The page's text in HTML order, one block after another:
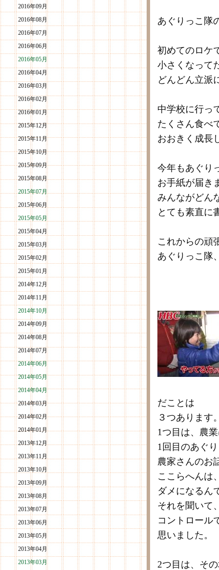
2016年09月
2016年08月
2016年07月
2016年06月
2016年05月
2016年04月
2016年03月
2016年02月
2016年01月
2015年12月
2015年11月
2015年10月
2015年09月
2015年08月
2015年07月
2015年06月
2015年05月
2015年04月
2015年03月
2015年02月
2015年01月
2014年12月
2014年11月
2014年10月
2014年09月
2014年08月
2014年07月
2014年06月
2014年05月
2014年04月
2014年03月
2014年02月
2014年01月
2013年12月
2013年11月
2013年10月
2013年09月
2013年08月
2013年07月
2013年06月
2013年05月
2013年04月
2013年03月
あぐりっこ隊
初めてのロケ
小さくなって
どんどん立派
中学校に行っ
たくさん食べ
おおきく成長
今年もあぐり
お手紙が届き
みんながどん
とても素直に
これからの頑
あぐりっこ隊
だことは
３つあります
1つ目は、農
1回目のあぐ
農家さんのお
ここらへんは
ダメになるん
それを聞いて
コントロール
思いました。
2つ目は、そ